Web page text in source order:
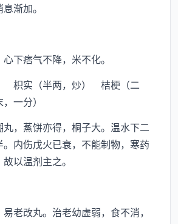
渐加。
痞气不降，米不化。
实（半两，炒） 桔梗（二
一分）
，蒸饼亦得，桐子大。温水下二
内伤戊火已衰，不能制物，寒药
以温剂主之。
改丸。治老幼虚弱，食不消，